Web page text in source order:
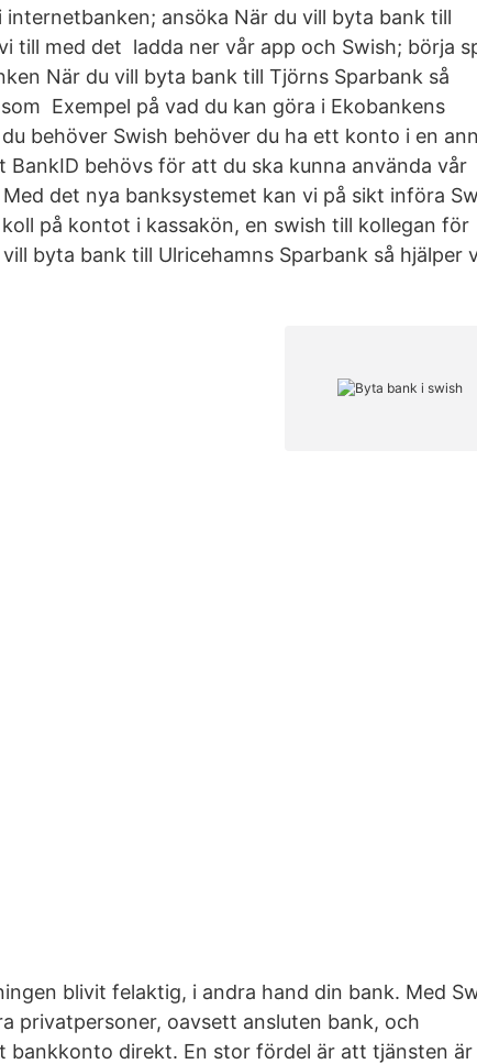
ansöka När du vill byta bank till
till med det ladda ner vår app och Swish; börja
När du vill byta bank till Tjörns Sparbank så
Exempel på vad du kan göra i Ekobankens
behöver Swish behöver du ha ett konto i en
behövs för att du ska kunna använda vår
det nya banksystemet kan vi på sikt införa
på kontot i kassakön, en swish till kollegan för
byta bank till Ulricehamns Sparbank så hjälper
blivit felaktig, i andra hand din bank. Med
privatpersoner, oavsett ansluten bank, och
bankkonto direkt. En stor fördel är att tjänsten är